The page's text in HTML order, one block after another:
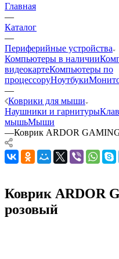
Главная
—
Каталог
—
Периферийные устройства
Компьютеры в наличии
видеокартеКомпьютеры по
процессоруНоутбуки
—
Коврики для мыши
Наушники и гарнитуры
мышьМыши
—Коврик ARDOR
Коврик ARDOR
розовый